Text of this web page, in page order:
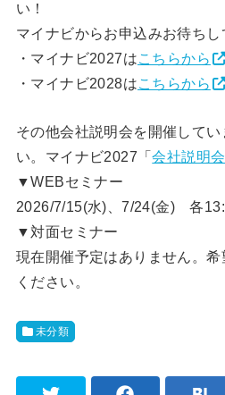
い！
マイナビからお申込みお待ちし
・マイナビ2027はこちらから
・マイナビ2028はこちらから
その他会社説明会を開催して
い。マイナビ2027「会社説明
▼WEBセミナー
2026/7/15(水)、7/24(金) 各
▼対面セミナー
現在開催予定はありません。
ください。
未分類